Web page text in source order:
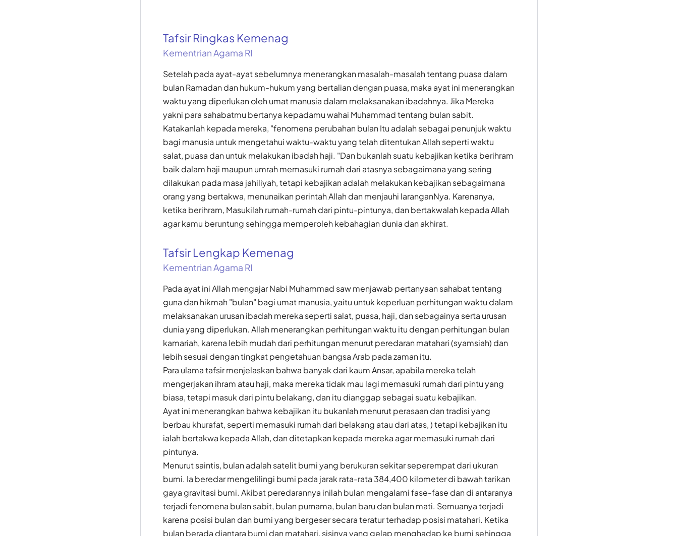
Tafsir Ringkas Kemenag
Kementrian Agama RI
Setelah pada ayat-ayat sebelumnya menerangkan masalah-masalah tentang puasa dalam
bulan Ramadan dan hukum-hukum yang bertalian dengan puasa, maka ayat ini menerangkan
waktu yang diperlukan oleh umat manusia dalam melaksanakan ibadahnya. Jika Mereka
yakni para sahabatmu bertanya kepadamu wahai Muhammad tentang bulan sabit.
Katakanlah kepada mereka, "fenomena perubahan bulan Itu adalah sebagai penunjuk waktu
bagi manusia untuk mengetahui waktu-waktu yang telah ditentukan Allah seperti waktu
salat, puasa dan untuk melakukan ibadah haji. "Dan bukanlah suatu kebajikan ketika berihram
baik dalam haji maupun umrah memasuki rumah dari atasnya sebagaimana yang sering
dilakukan pada masa jahiliyah, tetapi kebajikan adalah melakukan kebajikan sebagaimana
orang yang bertakwa, menunaikan perintah Allah dan menjauhi laranganNya. Karenanya,
ketika berihram, Masukilah rumah-rumah dari pintu-pintunya, dan bertakwalah kepada Allah
agar kamu beruntung sehingga memperoleh kebahagian dunia dan akhirat.
Tafsir Lengkap Kemenag
Kementrian Agama RI
Pada ayat ini Allah mengajar Nabi Muhammad saw menjawab pertanyaan sahabat tentang
guna dan hikmah "bulan" bagi umat manusia, yaitu untuk keperluan perhitungan waktu dalam
melaksanakan urusan ibadah mereka seperti salat, puasa, haji, dan sebagainya serta urusan
dunia yang diperlukan. Allah menerangkan perhitungan waktu itu dengan perhitungan bulan
kamariah, karena lebih mudah dari perhitungan menurut peredaran matahari (syamsiah) dan
lebih sesuai dengan tingkat pengetahuan bangsa Arab pada zaman itu.
Para ulama tafsir menjelaskan bahwa banyak dari kaum Ansar, apabila mereka telah
mengerjakan ihram atau haji, maka mereka tidak mau lagi memasuki rumah dari pintu yang
biasa, tetapi masuk dari pintu belakang, dan itu dianggap sebagai suatu kebajikan.
Ayat ini menerangkan bahwa kebajikan itu bukanlah menurut perasaan dan tradisi yang
berbau khurafat, seperti memasuki rumah dari belakang atau dari atas, ) tetapi kebajikan itu
ialah bertakwa kepada Allah, dan ditetapkan kepada mereka agar memasuki rumah dari
pintunya.
Menurut saintis, bulan adalah satelit bumi yang berukuran sekitar seperempat dari ukuran
bumi. Ia beredar mengelilingi bumi pada jarak rata-rata 384,400 kilometer di bawah tarikan
gaya gravitasi bumi. Akibat peredarannya inilah bulan mengalami fase-fase dan di antaranya
terjadi fenomena bulan sabit, bulan purnama, bulan baru dan bulan mati. Semuanya terjadi
karena posisi bulan dan bumi yang bergeser secara teratur terhadap posisi matahari. Ketika
bulan berada diantara bumi dan matahari, sisinya yang gelap menghadap ke bumi sehingga